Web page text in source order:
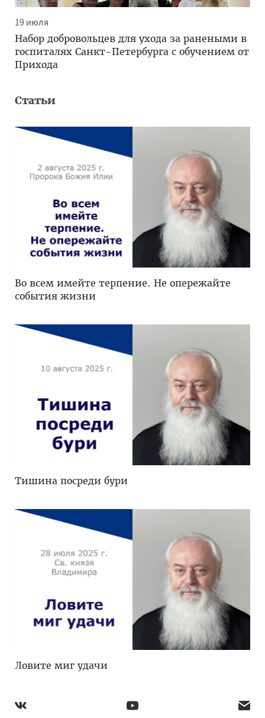
19 июля
Набор добровольцев для ухода за ранеными в
госпиталях Санкт-Петербурга с обучением от
Прихода
Статьи
Во всем имейте терпение. Не опережайте
события жизни
Тишина посреди бури
Ловите миг удачи